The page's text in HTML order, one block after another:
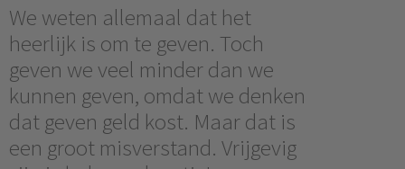
We weten allemaal dat het
heerlijk is om te geven. Toch
geven we veel minder dan we
kunnen geven, omdat we denken
dat geven geld kost. Maar dat is
een groot misverstand. Vrijgevig